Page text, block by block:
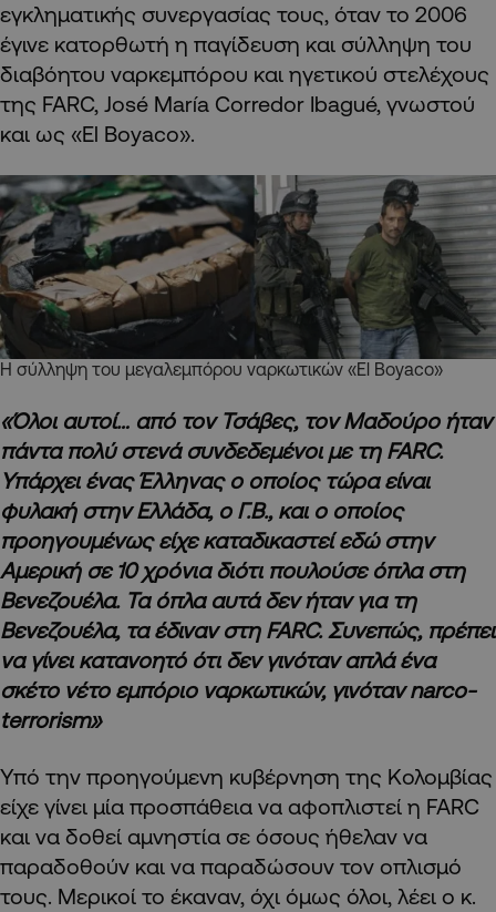
εγκληματικής συνεργασίας τους, όταν το 2006
έγινε κατορθωτή η παγίδευση και σύλληψη του
διαβόητου ναρκεμπόρου και ηγετικού στελέχους
της FARC, José María Corredor Ibagué, γνωστού
και ως «El Boyaco».
Η σύλληψη του μεγαλεμπόρου ναρκωτικών «El Boyaco»
«Όλοι αυτοί… από τον Τσάβες, τον Μαδούρο ήταν
πάντα πολύ στενά συνδεδεμένοι με τη FARC.
Υπάρχει ένας Έλληνας ο οποίος τώρα είναι
φυλακή στην Ελλάδα, ο Γ.Β., και ο οποίος
προηγουμένως είχε καταδικαστεί εδώ στην
Αμερική σε 10 χρόνια διότι πουλούσε όπλα στη
Βενεζουέλα. Τα όπλα αυτά δεν ήταν για τη
Βενεζουέλα, τα έδιναν στη FARC. Συνεπώς, πρέπει
να γίνει κατανοητό ότι δεν γινόταν απλά ένα
σκέτο νέτο εμπόριο ναρκωτικών, γινότανnarco-
terrorism»
Υπό την προηγούμενη κυβέρνηση της Κολομβίας
είχε γίνει μία προσπάθεια να αφοπλιστεί η FARC
και να δοθεί αμνηστία σε όσους ήθελαν να
παραδοθούν και να παραδώσουν τον οπλισμό
τους. Μερικοί το έκαναν, όχι όμως όλοι, λέει ο κ.